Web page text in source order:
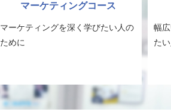
マーケティングコース
マーケティングを深く学びたい人の
ために
幅
た